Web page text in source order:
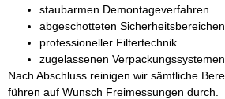
staubarmen Demontageverfahren
abgeschotteten Sicherheitsbereichen
professioneller Filtertechnik
zugelassenen Verpackungssystemen
Nach Abschluss reinigen wir sämtliche
führen auf Wunsch Freimessungen durch.